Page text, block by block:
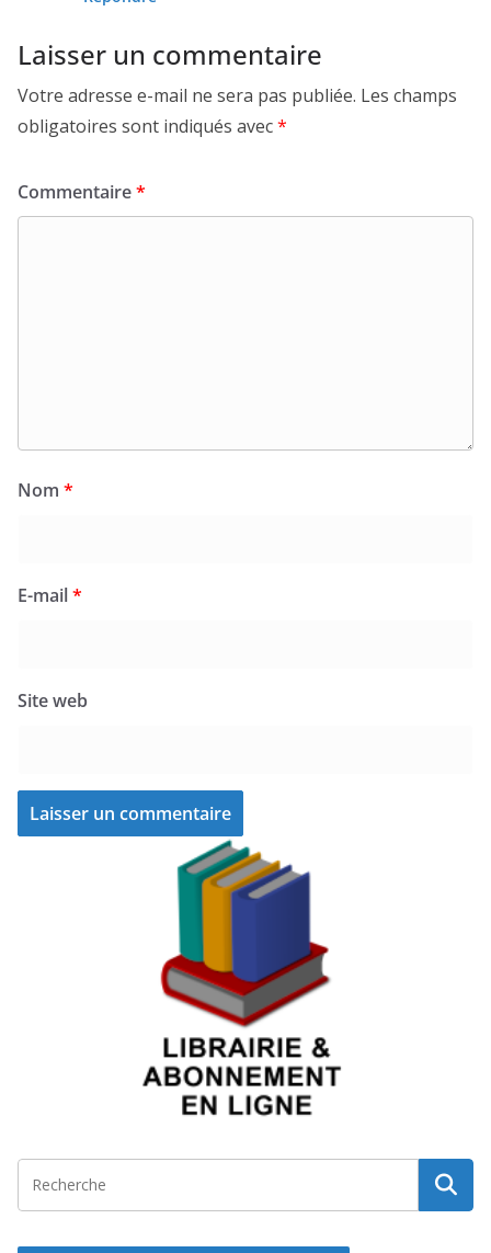
Laisser un commentaire
Votre adresse e-mail ne sera pas publiée. Les champs
obligatoires sont indiqués avec*
Commentaire*
Nom *
E-mail*
Site web